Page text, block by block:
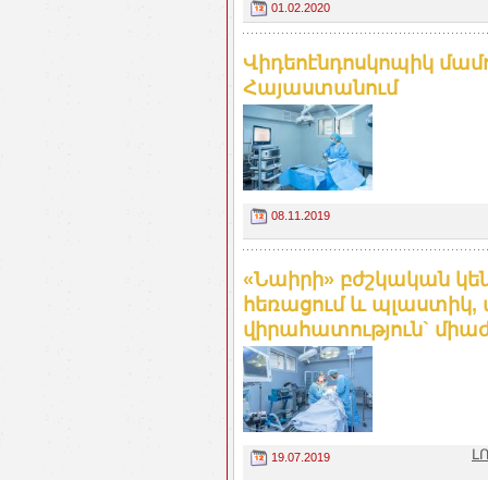
01.02.2020
Վիդեոէնդոսկոպիկ
Հայաստանում
08.11.2019
«Նաիրի» բժշկական
հեռացում և
վիրահատություն`
19.07.2019